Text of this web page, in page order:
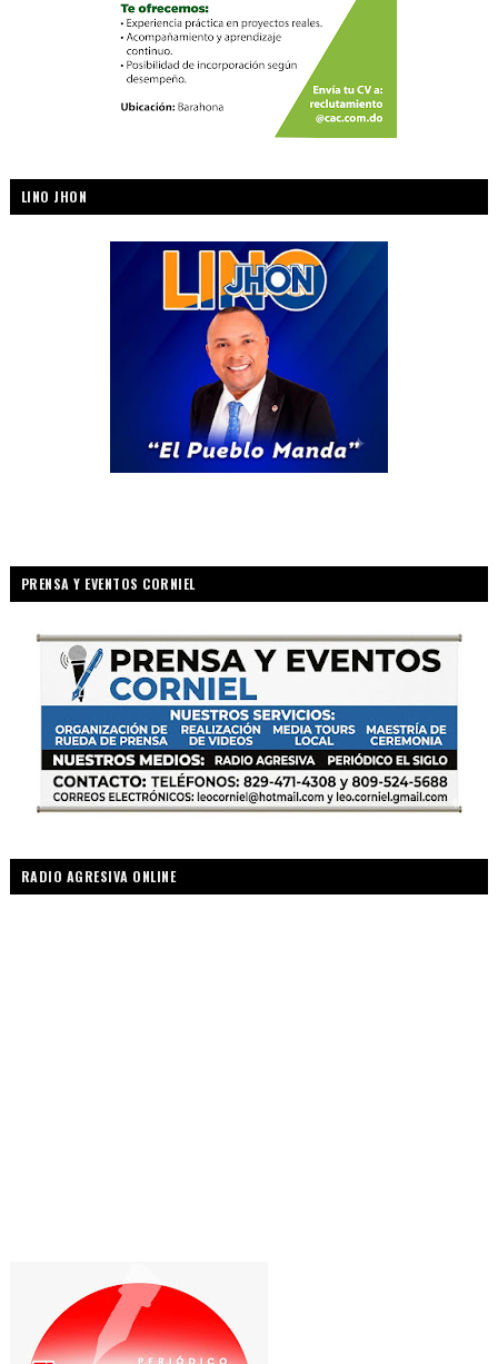
LINO JHON
PRENSA Y EVENTOS CORNIEL
RADIO AGRESIVA ONLINE